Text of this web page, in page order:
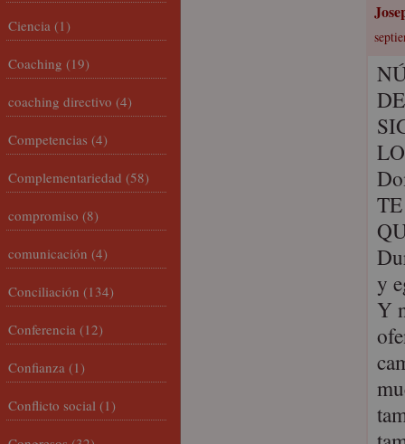
y
Y
Ciencia (1)
Coaching (19)
coaching directivo (4)
Competencias (4)
Complementariedad (58)
compromiso (8)
comunicación (4)
Conciliación (134)
Conferencia (12)
Confianza (1)
Conflicto social (1)